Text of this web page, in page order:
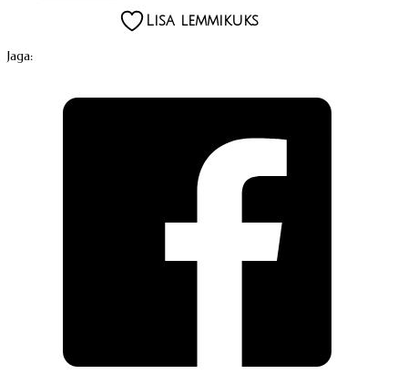
Lisa lemmikuks
Jaga: